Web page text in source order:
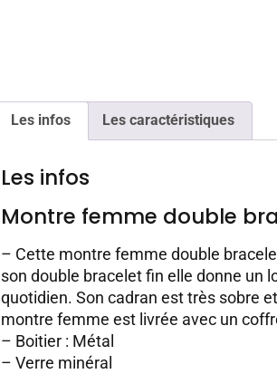
Les infos Les caractéristiques
Les infos
Montre femme double
– Cette montre femme double
son double bracelet fin elle donne un
quotidien. Son cadran est très sobre
montre femme est livrée avec un
– Boitier : Métal
– Verre minéral